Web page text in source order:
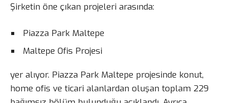
Şirketin öne çıkan projeleri arasında:
Piazza Park Maltepe
Maltepe Ofis Projesi
yer alıyor. Piazza Park Maltepe projesinde konut,
home ofis ve ticari alanlardan oluşan toplam 229